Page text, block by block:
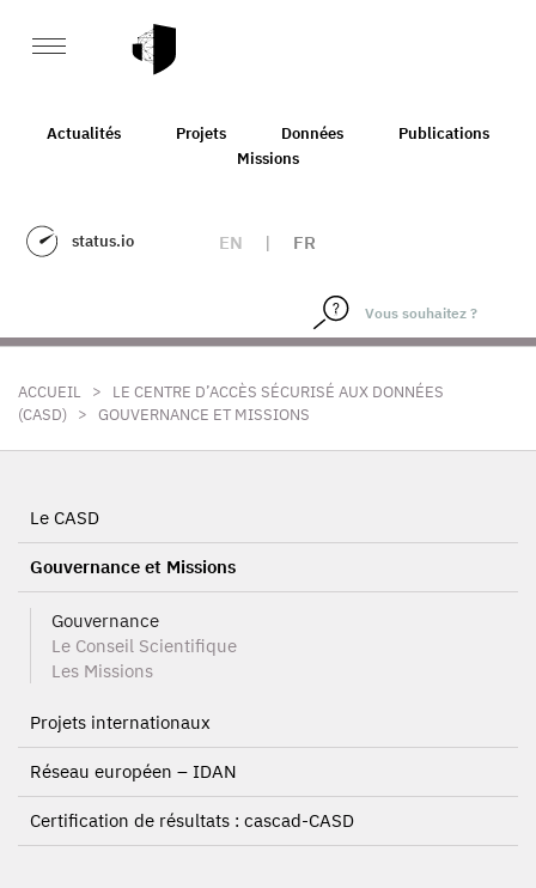
Actualités Projets Données
Publications
Missions
status.io EN | FR
ACCUEIL >
LE CENTRE D’ACCÈS SÉCURISÉ AUX DONNÉES
(CASD) > GOUVERNANCE ET MISSIONS
Le CASD
Gouvernance et Missions
Gouvernance
Le Conseil Scientifique
Les Missions
Projets internationaux
Réseau européen – IDAN
Certification de résultats : cascad-CASD